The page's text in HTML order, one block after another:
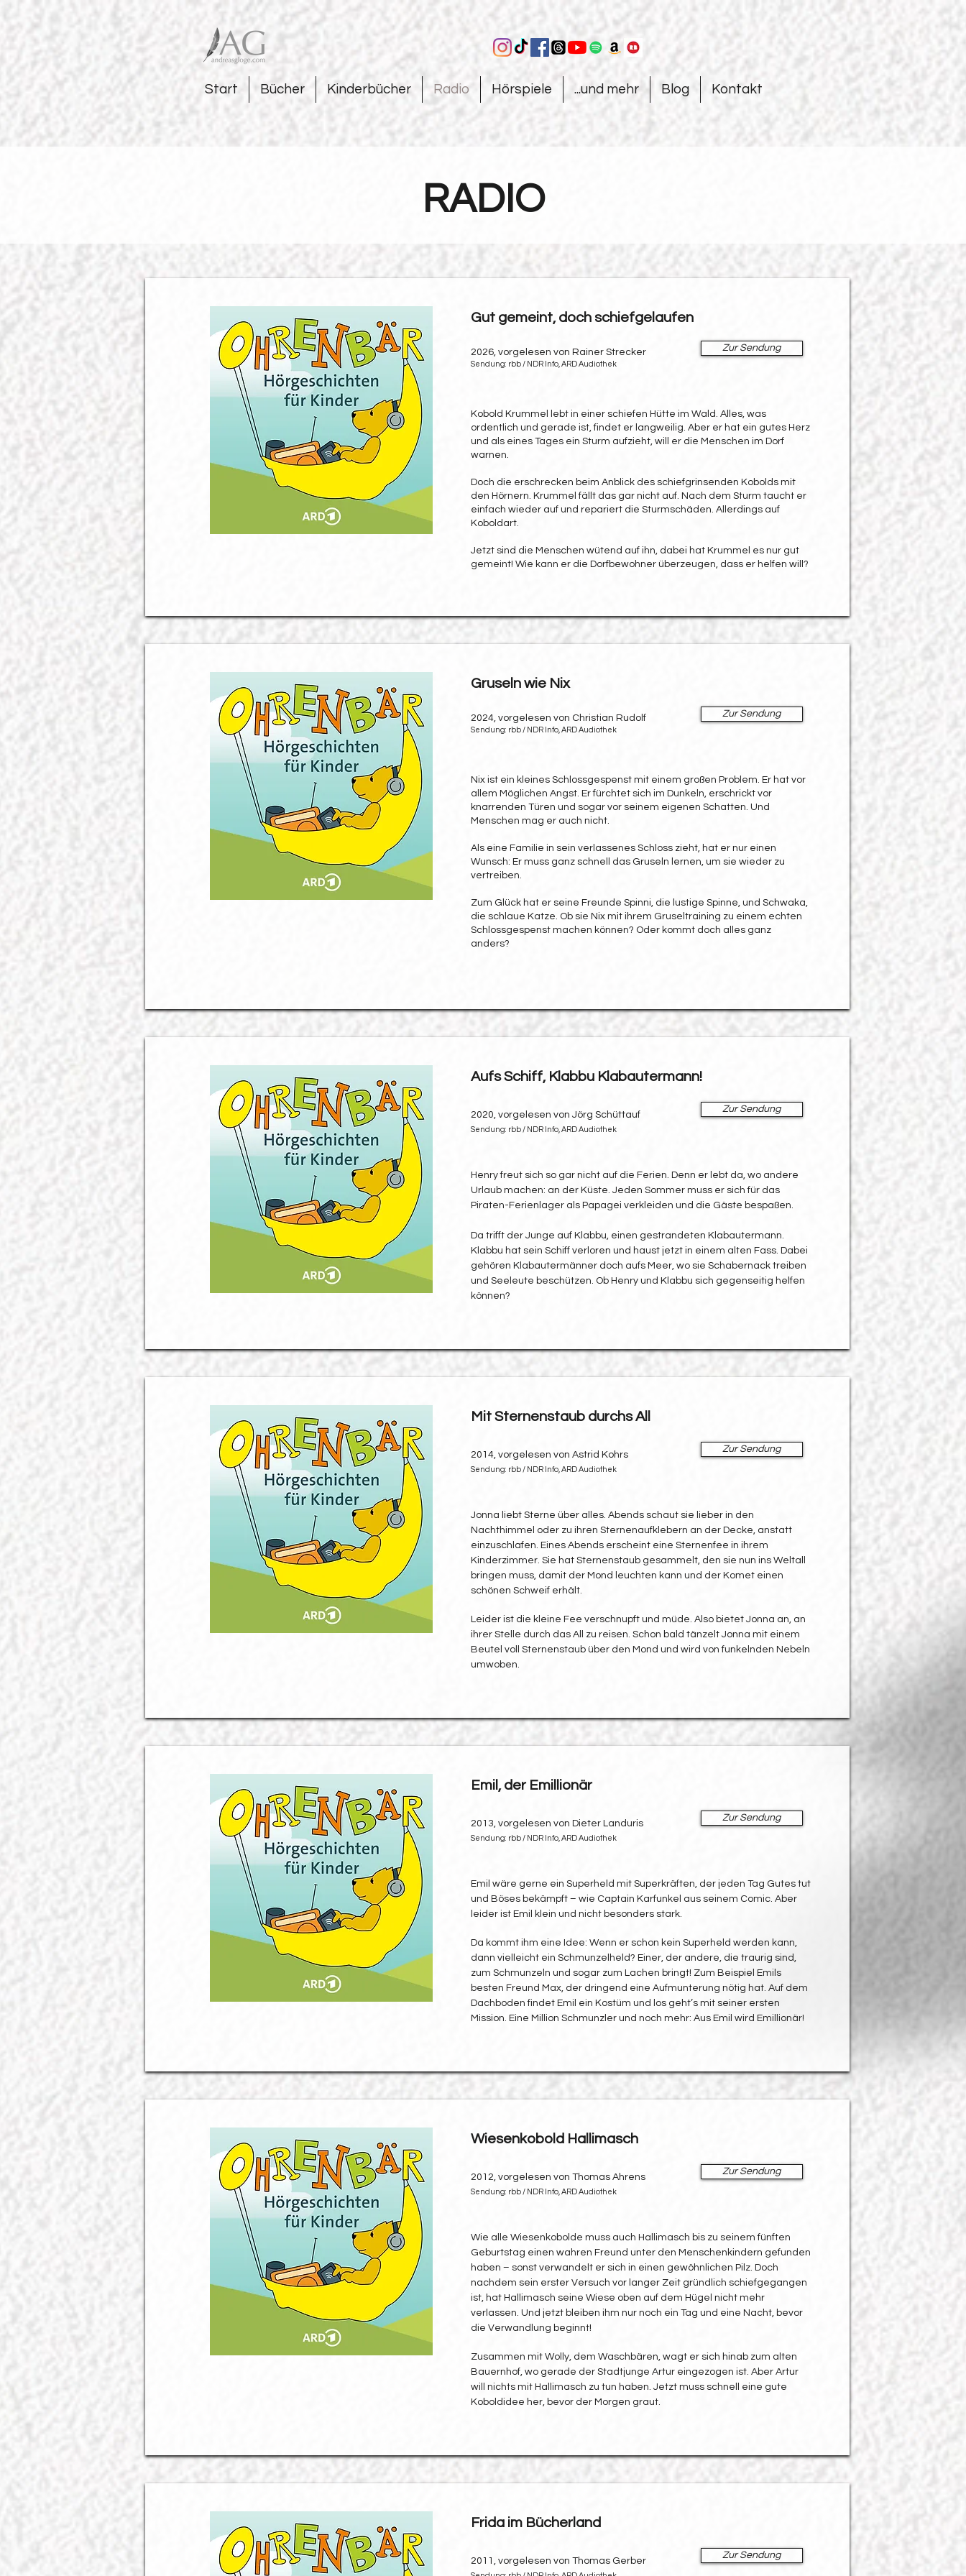
Start Bücher Kinderbücher Radio Hörspiele ...und mehr Blog Kontakt
RADIO
Gut gemeint, doch schiefgelaufen
2026, vorgelesen von Rainer Strecker
Sendung: rbb / NDR Info, ARD Audiothek
Zur Sendung
Kobold Krummel lebt in einer schiefen Hütte im Wald. Alles, was
ordentlich und gerade ist, findet er langweilig. Aber er hat ein gutes Herz
und als eines Tages ein Sturm aufzieht, will er die Menschen im Dorf
warnen.
Doch die erschrecken beim Anblick des schiefgrinsenden Kobolds mit
den Hörnern. Krummel fällt das gar nicht auf. Nach dem Sturm taucht er
einfach wieder auf und repariert die Sturmschäden. Allerdings auf
Koboldart.
Jetzt sind die Menschen wütend auf ihn, dabei hat Krummel es nur gut
gemeint! Wie kann er die Dorfbewohner überzeugen, dass er helfen will?
Gruseln wie Nix
2024, vorgelesen von Christian Rudolf
Sendung: rbb / NDR Info, ARD Audiothek
Zur Sendung
Nix ist ein kleines Schlossgespenst mit einem großen Problem. Er hat vor
allem Möglichen Angst. Er fürchtet sich im Dunkeln, erschrickt vor
knarrenden Türen und sogar vor seinem eigenen Schatten. Und
Menschen mag er auch nicht.
Als eine Familie in sein verlassenes Schloss zieht, hat er nur einen
Wunsch: Er muss ganz schnell das Gruseln lernen, um sie wieder zu
vertreiben.
Zum Glück hat er seine Freunde Spinni, die lustige Spinne, und Schwaka,
die schlaue Katze. Ob sie Nix mit ihrem Gruseltraining zu einem echten
Schlossgespenst machen können? Oder kommt doch alles ganz
anders?
Aufs Schiff, Klabbu Klabautermann!
2020, vorgelesen von Jörg Schüttauf
Sendung: rbb / NDR Info, ARD Audiothek
Zur Sendung
Henry freut sich so gar nicht auf die Ferien. Denn er lebt da, wo andere
Urlaub machen: an der Küste. Jeden Sommer muss er sich für das
Piraten-Ferienlager als Papagei verkleiden und die Gäste bespaßen.
Da trifft der Junge auf Klabbu, einen gestrandeten Klabautermann.
Klabbu hat sein Schiff verloren und haust jetzt in einem alten Fass. Dabei
gehören Klabautermänner doch aufs Meer, wo sie Schabernack treiben
und Seeleute beschützen. Ob Henry und Klabbu sich gegenseitig helfen
können?
Mit Sternenstaub durchs All
2014, vorgelesen von Astrid Kohrs
Sendung: rbb / NDR Info, ARD Audiothek
Zur Sendung
Jonna liebt Sterne über alles. Abends schaut sie lieber in den
Nachthimmel oder zu ihren Sternenaufklebern an der Decke, anstatt
einzuschlafen. Eines Abends erscheint eine Sternenfee in ihrem
Kinderzimmer. Sie hat Sternenstaub gesammelt, den sie nun ins Weltall
bringen muss, damit der Mond leuchten kann und der Komet einen
schönen Schweif erhält.
Leider ist die kleine Fee verschnupft und müde. Also bietet Jonna an, an
ihrer Stelle durch das All zu reisen. Schon bald tänzelt Jonna mit einem
Beutel voll Sternenstaub über den Mond und wird von funkelnden Nebeln
umwoben.
Emil, der Emillionär
2013, vorgelesen von Dieter Landuris
Sendung: rbb / NDR Info, ARD Audiothek
Zur Sendung
Emil wäre gerne ein Superheld mit Superkräften, der jeden Tag Gutes tut
und Böses bekämpft – wie Captain Karfunkel aus seinem Comic. Aber
leider ist Emil klein und nicht besonders stark.
Da kommt ihm eine Idee: Wenn er schon kein Superheld werden kann,
dann vielleicht ein Schmunzelheld? Einer, der andere, die traurig sind,
zum Schmunzeln und sogar zum Lachen bringt! Zum Beispiel Emils
besten Freund Max, der dringend eine Aufmunterung nötig hat. Auf dem
Dachboden findet Emil ein Kostüm und los geht’s mit seiner ersten
Mission. Eine Million Schmunzler und noch mehr: Aus Emil wird Emillionär!
Wiesenkobold Hallimasch
2012, vorgelesen von Thomas Ahrens
Sendung: rbb / NDR Info, ARD Audiothek
Zur Sendung
Wie alle Wiesenkobolde muss auch Hallimasch bis zu seinem fünften
Geburtstag einen wahren Freund unter den Menschenkindern gefunden
haben – sonst verwandelt er sich in einen gewöhnlichen Pilz. Doch
nachdem sein erster Versuch vor langer Zeit gründlich schiefgegangen
ist, hat Hallimasch seine Wiese oben auf dem Hügel nicht mehr
verlassen. Und jetzt bleiben ihm nur noch ein Tag und eine Nacht, bevor
die Verwandlung beginnt!
Zusammen mit Wolly, dem Waschbären, wagt er sich hinab zum alten
Bauernhof, wo gerade der Stadtjunge Artur eingezogen ist. Aber Artur
will nichts mit Hallimasch zu tun haben. Jetzt muss schnell eine gute
Koboldidee her, bevor der Morgen graut.
Frida im Bücherland
2011, vorgelesen von Thomas Gerber
Zur Sendung